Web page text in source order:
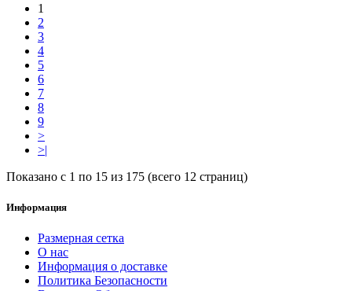
1
2
3
4
5
6
7
8
9
>
>|
Показано с 1 по 15 из 175 (всего 12 страниц)
Информация
Размерная сетка
О нас
Информация о доставке
Политика Безопасности